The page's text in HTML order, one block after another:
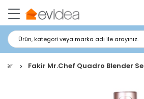
Ürün, kategori veya marka adı ile arayınız.
Fakir Mr.Chef Quadro Blender